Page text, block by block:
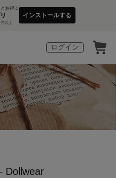
お得に
以上
インストールする
ログイン
Dollwear